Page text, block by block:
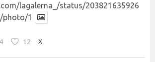
lagalerna_/status/203821635926
photo/1
4 12 X